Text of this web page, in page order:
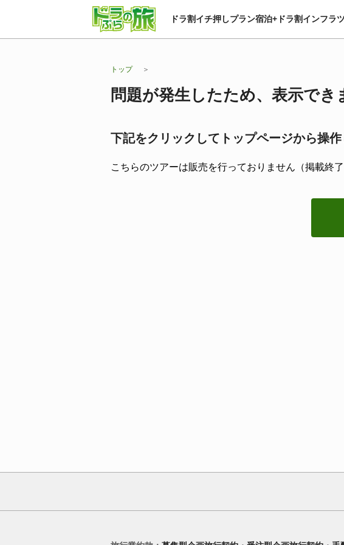
ドラ割イチ押しプラン宿泊+ドラ割インフラ
トップ
問題が発生したため、表示でき
下記をクリックしてトップページから操作
こちらのツアーは販売を行っておりません（掲載終了